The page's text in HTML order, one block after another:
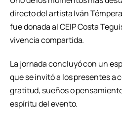
directo del artista Iván
fue donada al CEIP Costa
vivencia compartida.
La jornada concluyó con un
que se invitó a los presentes a
gratitud, sueños o
espíritu del evento.